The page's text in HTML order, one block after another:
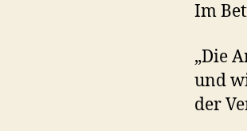
Im
„Die
und
der